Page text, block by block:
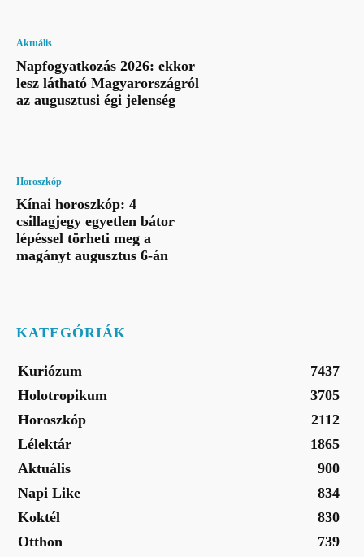
Aktuális
Napfogyatkozás 2026: ekkor
lesz látható Magyarországról
az augusztusi égi jelenség
Horoszkóp
Kínai horoszkóp: 4
csillagjegy egyetlen bátor
lépéssel törheti meg a
magányt augusztus 6-án
KATEGÓRIÁK
Kuriózum
7437
Holotropikum
3705
Horoszkóp
2112
Lélektár
1865
Aktuális
900
Napi Like
834
Koktél
830
Otthon
739